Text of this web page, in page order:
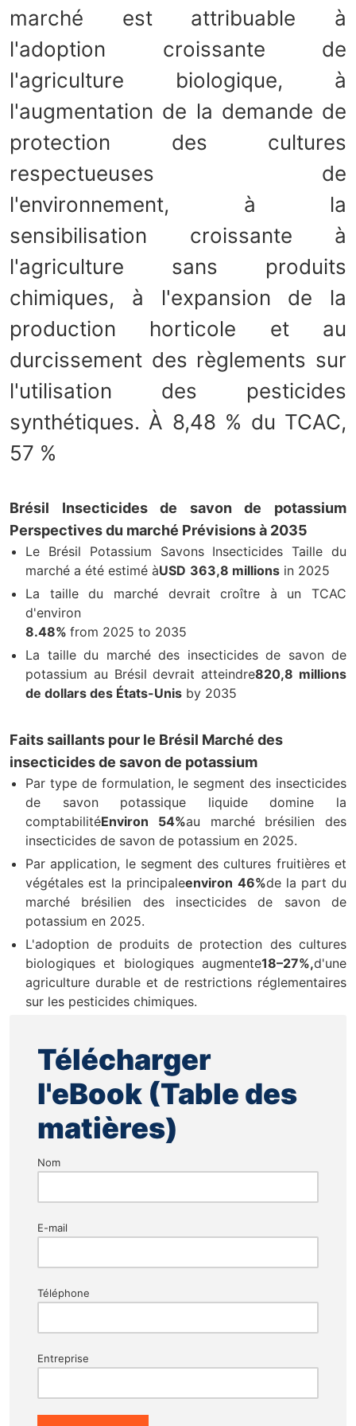
marché est attribuable à
l'adoption croissante de
l'agriculture biologique, à
l'augmentation de la demande de
protection des cultures
respectueuses de
l'environnement, à la
sensibilisation croissante à
l'agriculture sans produits
chimiques, à l'expansion de la
production horticole et au
durcissement des règlements sur
l'utilisation des pesticides
synthétiques. À 8,48 % du TCAC,
57 %
Brésil Insecticides de savon de potassium
Perspectives du marché Prévisions à 2035
Le Brésil Potassium Savons Insecticides Taille du
marché a été estimé àUSD 363,8 millions in 2025
La taille du marché devrait croître à un TCAC
d'environ
8.48% from 2025 to 2035
La taille du marché des insecticides de savon de
potassium au Brésil devrait atteindre820,8 millions
de dollars des États-Unis by 2035
Faits saillants pour le Brésil Marché des
insecticides de savon de potassium
Par type de formulation, le segment des insecticides
de savon potassique liquide domine la
comptabilitéEnviron 54%au marché brésilien des
insecticides de savon de potassium en 2025.
Par application, le segment des cultures fruitières et
végétales est la principaleenviron 46%de la part du
marché brésilien des insecticides de savon de
potassium en 2025.
L'adoption de produits de protection des cultures
biologiques et biologiques augmente18–27%,d'une
agriculture durable et de restrictions réglementaires
sur les pesticides chimiques.
Télécharger
l'eBook (Table des
matières)
Nom
E-mail
Téléphone
Entreprise